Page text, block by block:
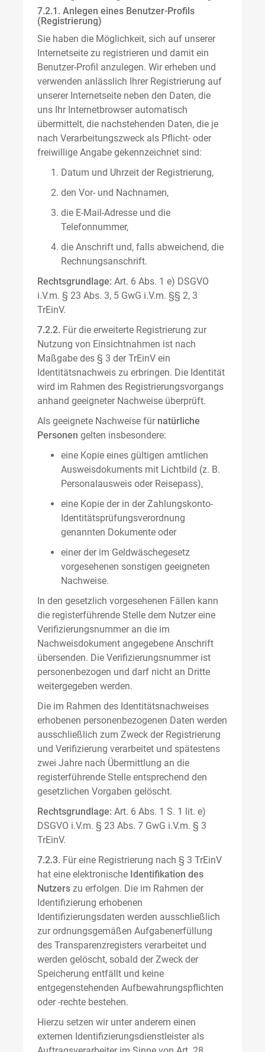
7.2.1. Anlegen eines Benutzer-Profils
(Registrierung)
Sie haben die Möglichkeit, sich auf unserer
Internetseite zu registrieren und damit ein
Benutzer-Profil anzulegen. Wir erheben und
verwenden anlässlich Ihrer Registrierung auf
unserer Internetseite neben den Daten, die
uns Ihr Internetbrowser automatisch
übermittelt, die nachstehenden Daten, die je
nach Verarbeitungszweck als Pflicht- oder
freiwillige Angabe gekennzeichnet sind:
Datum und Uhrzeit der Registrierung,
den Vor- und Nachnamen,
die E-Mail-Adresse und die
Telefonnummer,
die Anschrift und, falls abweichend, die
Rechnungsanschrift.
Rechtsgrundlage: Art. 6 Abs. 1 e) DSGVO
i.V.m. § 23 Abs. 3, 5 GwG i.V.m. §§ 2, 3
TrEinV.
7.2.2. Für die erweiterte Registrierung zur
Nutzung von Einsichtnahmen ist nach
Maßgabe des § 3 der TrEinV ein
Identitätsnachweis zu erbringen. Die Identität
wird im Rahmen des Registrierungsvorgangs
anhand geeigneter Nachweise überprüft.
Als geeignete Nachweise für natürliche
Personen gelten insbesondere:
eine Kopie eines gültigen amtlichen
Ausweisdokuments mit Lichtbild (z. B.
Personalausweis oder Reisepass),
eine Kopie der in der Zahlungskonto-
Identitätsprüfungsverordnung
genannten Dokumente oder
einer der im Geldwäschegesetz
vorgesehenen sonstigen geeigneten
Nachweise.
In den gesetzlich vorgesehenen Fällen kann
die registerführende Stelle dem Nutzer eine
Verifizierungsnummer an die im
Nachweisdokument angegebene Anschrift
übersenden. Die Verifizierungsnummer ist
personenbezogen und darf nicht an Dritte
weitergegeben werden.
Die im Rahmen des Identitätsnachweises
erhobenen personenbezogenen Daten werden
ausschließlich zum Zweck der Registrierung
und Verifizierung verarbeitet und spätestens
zwei Jahre nach Übermittlung an die
registerführende Stelle entsprechend den
gesetzlichen Vorgaben gelöscht.
Rechtsgrundlage: Art. 6 Abs. 1 S. 1 lit. e)
DSGVO i.V.m. § 23 Abs. 7 GwG i.V.m. § 3
TrEinV.
7.2.3. Für eine Registrierung nach § 3 TrEinV
hat eine elektronische Identifikation des
Nutzers zu erfolgen. Die im Rahmen der
Identifizierung erhobenen
Identifizierungsdaten werden ausschließlich
zur ordnungsgemäßen Aufgabenerfüllung
des Transparenzregisters verarbeitet und
werden gelöscht, sobald der Zweck der
Speicherung entfällt und keine
entgegenstehenden Aufbewahrungspflichten
oder -rechte bestehen.
Hierzu setzen wir unter anderem einen
externen Identifizierungsdienstleister als